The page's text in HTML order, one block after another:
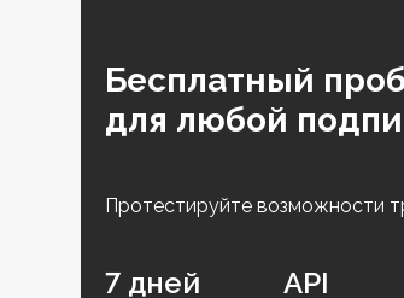
Бесплатный
для любой
Протестируйте возможности
7 дней API